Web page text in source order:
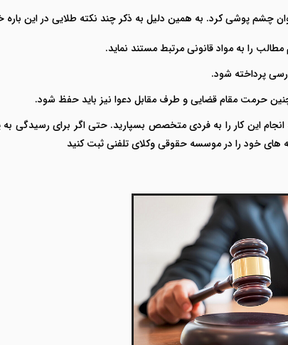
چشم پوشی کرد. به همین دلیل به ذکر چند نکته طلایی در این
را به مواد قانونی مرتبط مستند نماید.
پرداخته شود.
حرمت مقام قضایی و طرف مقابل دعوا نیز باید حفظ شود.
انجام این کار را به فردی متخصص بسپارید. حتی اگر برای رسیدگی
های خود را در موسسه حقوقی وکلای تلفنی ثبت کنید